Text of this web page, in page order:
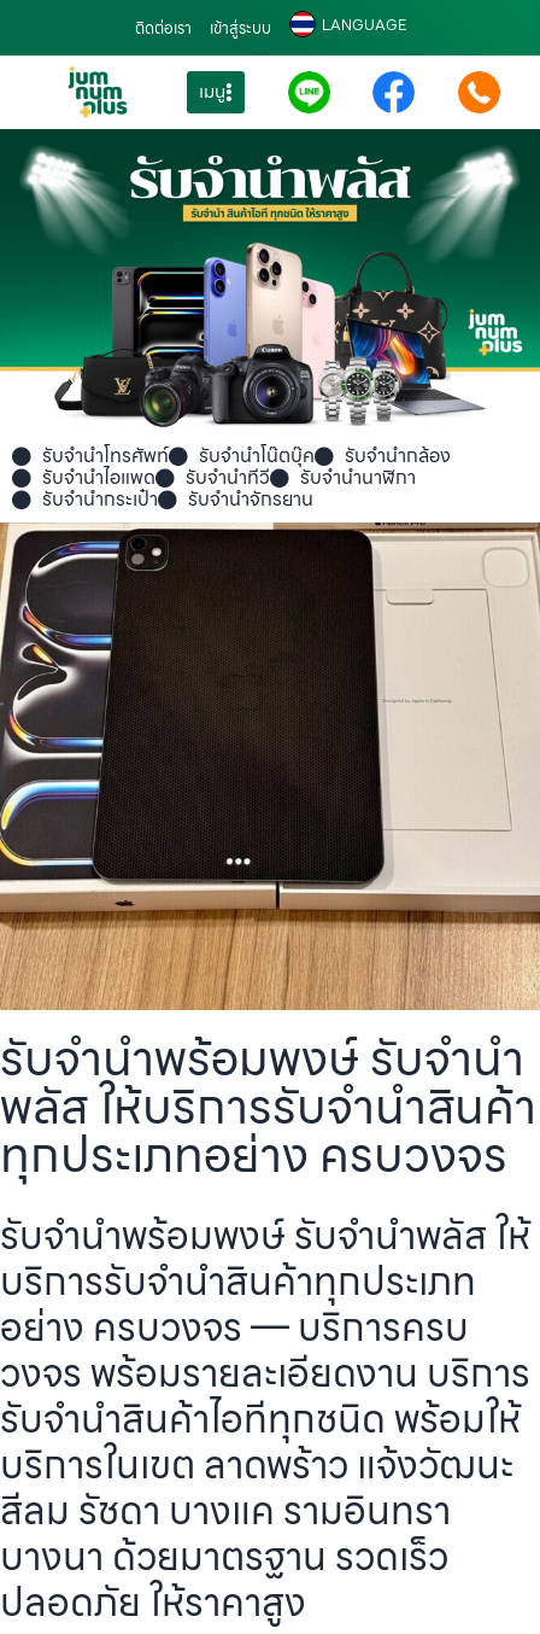
ติดต่อเรา เข้าสู่ระบบ LANGUAGE
เมนู
รับจำนำโทรศัพท์ รับจำนำโน๊ตบุ๊ค รับจำนำกล้อง
รับจำนำไอแพด รับจำนำทีวี รับจำนำนาฬิกา
รับจำนำกระเป๋า รับจำนำจักรยาน
รับจำนำพร้อมพงษ์ รับจำนำ
พลัส ให้บริการรับจำนำสินค้า
ทุกประเภทอย่าง ครบวงจร
รับจำนำพร้อมพงษ์ รับจำนำพลัส ให้
บริการรับจำนำสินค้าทุกประเภท
อย่าง ครบวงจร — บริการครบ
วงจร พร้อมรายละเอียดงาน บริการ
รับจำนำสินค้าไอทีทุกชนิด พร้อมให้
บริการในเขต ลาดพร้าว แจ้งวัฒนะ
สีลม รัชดา บางแค รามอินทรา
บางนา ด้วยมาตรฐาน รวดเร็ว
ปลอดภัย ให้ราคาสูง